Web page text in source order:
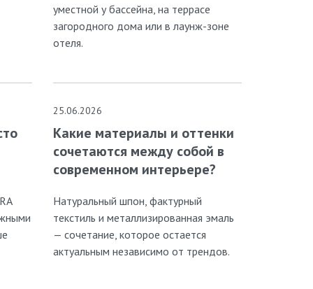
уместной у бассейна, на террасе
загородного дома или в лаунж-зоне
отеля.
25.06.2026
Какие материалы и оттенки
сочетаются между собой в
современном интерьере?
Натуральный шпон, фактурный
текстиль и металлизированная эмаль
— сочетание, которое остается
актуальным независимо от трендов.